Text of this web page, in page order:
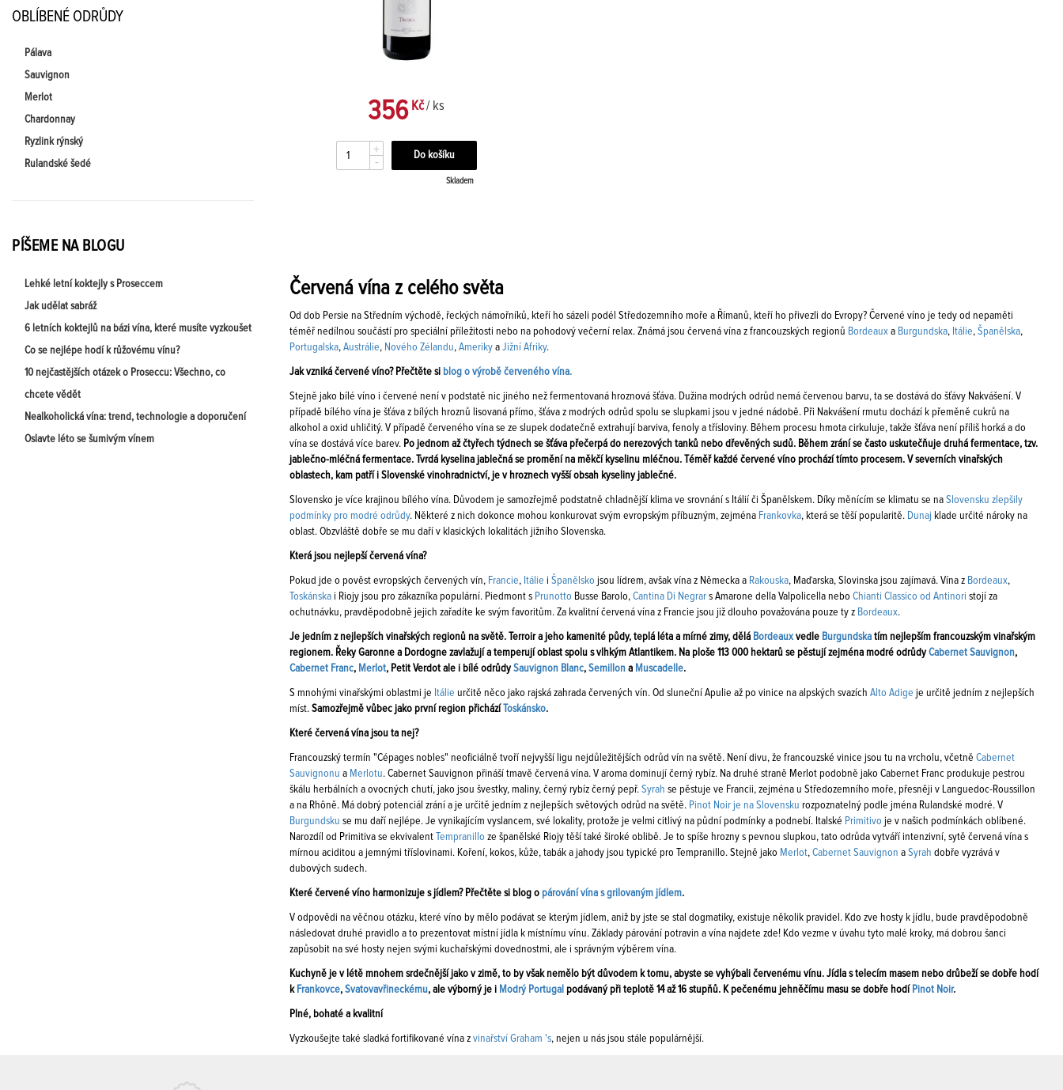
OBLÍBENÉ ODRŮDY
Pálava
Sauvignon
Merlot
Chardonnay
Ryzlink rýnský
Rulandské šedé
PÍŠEME NA BLOGU
Lehké letní koktejly s Proseccem
Jak udělat sabráž
6 letních koktejlů na bázi vína, které musíte vyzkoušet
Co se nejlépe hodí k růžovému vínu?
10 nejčastějších otázek o Proseccu: Všechno, co
chcete vědět
Nealkoholická vína: trend, technologie a doporučení
Oslavte léto se šumivým vínem
356 Kč/ ks
+
-
Skladem
Červená vína z celého světa
Od dob Persie na Středním východě, řeckých námořníků, kteří ho sázeli podél Středozemního moře a Římanů, kteří ho přivezli do Evropy? Červené víno je tedy od nepaměti
téměř nedílnou součástí pro speciální příležitosti nebo na pohodový večerní relax. Známá jsou červená vína z francouzských regionů Bordeaux a Burgundska, Itálie, Španělska,
Portugalska, Austrálie, Nového Zélandu, Ameriky a Jižní Afriky.
Jak vzniká červené víno? Přečtěte si blog o výrobě červeného vína.
Stejně jako bílé víno i červené není v podstatě nic jiného než fermentovaná hroznová šťáva. Dužina modrých odrůd nemá červenou barvu, ta se dostává do šťávy Nakvášení. V
případě bílého vína je šťáva z bílých hroznů lisovaná přímo, šťáva z modrých odrůd spolu se slupkami jsou v jedné nádobě. Při Nakvášení rmutu dochází k přeměně cukrů na
alkohol a oxid uhličitý. V případě červeného vína se ze slupek dodatečně extrahují barviva, fenoly a třísloviny. Během procesu hmota cirkuluje, takže šťáva není příliš horká a do
vína se dostává více barev. Po jednom až čtyřech týdnech se šťáva přečerpá do nerezových tanků nebo dřevěných sudů. Během zrání se často uskutečňuje druhá fermentace, tzv.
jablečno-mléčná fermentace. Tvrdá kyselina jablečná se promění na měkčí kyselinu mléčnou. Téměř každé červené víno prochází tímto procesem. V severních vinařských
oblastech, kam patří i Slovenské vinohradnictví, je v hroznech vyšší obsah kyseliny jablečné.
Slovensko je více krajinou bílého vína. Důvodem je samozřejmě podstatně chladnější klima ve srovnání s Itálií či Španělskem. Díky měnícím se klimatu se na Slovensku zlepšily
podmínky pro modré odrůdy. Některé z nich dokonce mohou konkurovat svým evropským příbuzným, zejména Frankovka, která se těší popularitě. Dunaj klade určité nároky na
oblast. Obzvláště dobře se mu daří v klasických lokalitách jižního Slovenska.
Která jsou nejlepší červená vína?
Pokud jde o pověst evropských červených vín, Francie, Itálie i Španělsko jsou lídrem, avšak vína z Německa a Rakouska, Maďarska, Slovinska jsou zajímavá. Vína z Bordeaux,
Toskánska i Riojy jsou pro zákazníka populární. Piedmont s Prunotto Busse Barolo, Cantina Di Negrar s Amarone della Valpolicella nebo Chianti Classico od Antinori stojí za
ochutnávku, pravděpodobně jejich zařadíte ke svým favoritům. Za kvalitní červená vína z Francie jsou již dlouho považována pouze ty z Bordeaux.
Je jedním z nejlepších vinařských regionů na světě. Terroir a jeho kamenité půdy, teplá léta a mírné zimy, dělá Bordeaux vedle Burgundska tím nejlepším francouzským vinařským
regionem. Řeky Garonne a Dordogne zavlažují a temperují oblast spolu s vlhkým Atlantikem. Na ploše 113 000 hektarů se pěstují zejména modré odrůdyCabernet Sauvignon,
Cabernet Franc, Merlot, Petit Verdot ale i bílé odrůdySauvignon Blanc, Semillon a Muscadelle.
S mnohými vinařskými oblastmi je Itálie určitě něco jako rajská zahrada červených vín. Od sluneční Apulie až po vinice na alpských svazích Alto Adige je určitě jedním z nejlepších
míst. Samozřejmě vůbec jako první region přichází Toskánsko.
Které červená vína jsou ta nej?
Francouzský termín "Cépages nobles" neoficiálně tvoří nejvyšší ligu nejdůležitějších odrůd vín na světě. Není divu, že francouzské vinice jsou tu na vrcholu, včetně Cabernet
Sauvignonu a Merlotu. Cabernet Sauvignon přináší tmavě červená vína. V aroma dominují černý rybíz. Na druhé straně Merlot podobně jako Cabernet Franc produkuje pestrou
škálu herbálních a ovocných chutí, jako jsou švestky, maliny, černý rybíz černý pepř. Syrah se pěstuje ve Francii, zejména u Středozemního moře, přesněji v Languedoc-Roussillon
a na Rhôně. Má dobrý potenciál zrání a je určitě jedním z nejlepších světových odrůd na světě. Pinot Noir je na Slovensku rozpoznatelný podle jména Rulandské modré. V
Burgundsku se mu daří nejlépe. Je vynikajícím vyslancem, své lokality, protože je velmi citlivý na půdní podmínky a podnebí. Italské Primitivo je v našich podmínkách oblíbené.
Narozdíl od Primitiva se ekvivalent Tempranillo ze španělské Riojy těší také široké oblibě. Je to spíše hrozny s pevnou slupkou, tato odrůda vytváří intenzivní, sytě červená vína s
mírnou aciditou a jemnými tříslovinami. Koření, kokos, kůže, tabák a jahody jsou typické pro Tempranillo. Stejně jako Merlot, Cabernet Sauvignon a Syrah dobře vyzrává v
dubových sudech.
Které červené víno harmonizuje s jídlem? Přečtěte si blog o párování vína s grilovaným jídlem.
V odpovědi na věčnou otázku, které víno by mělo podávat se kterým jídlem, aniž by jste se stal dogmatiky, existuje několik pravidel. Kdo zve hosty k jídlu, bude pravděpodobně
následovat druhé pravidlo a to prezentovat místní jídla k místnímu vínu. Základy párování potravin a vína najdete zde! Kdo vezme v úvahu tyto malé kroky, má dobrou šanci
zapůsobit na své hosty nejen svými kuchařskými dovednostmi, ale i správným výběrem vína.
Kuchyně je v létě mnohem srdečnější jako v zimě, to by však nemělo být důvodem k tomu, abyste se vyhýbali červenému vínu. Jídla s telecím masem nebo drůbeží se dobře hodí
k Frankovce, Svatovavřineckému, ale výborný je i Modrý Portugal podávaný při teplotě 14 až 16 stupňů. K pečenému jehněčímu masu se dobře hodí Pinot Noir.
Plné, bohaté a kvalitní
Vyzkoušejte také sladká fortifikované vína z vinařství Graham 's, nejen u nás jsou stále populárnější.